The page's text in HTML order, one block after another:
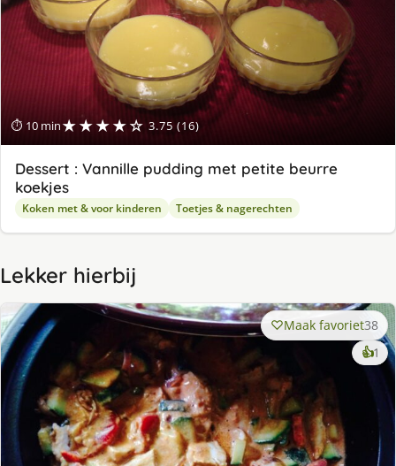
⏱ 10 min★★★★☆ 3.75 (16)
Dessert : Vannille pudding met petite beurre
koekjes
Koken met & voor kinderen Toetjes & nagerechten
Lekker hierbij
Maak favoriet38
👍1